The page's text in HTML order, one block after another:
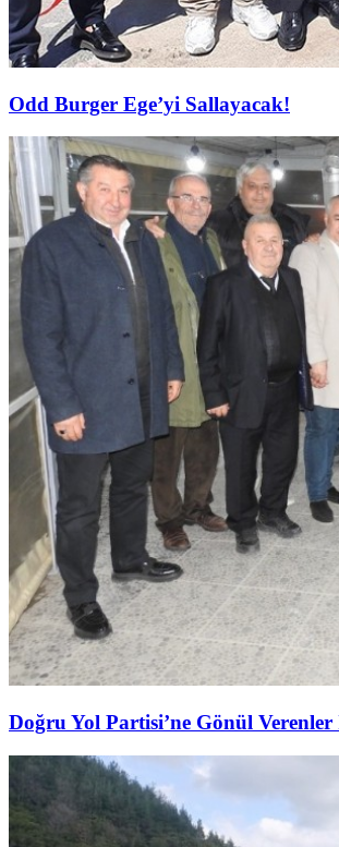
Odd Burger Ege’yi Sallayacak!
Doğru Yol Partisi’ne Gönül